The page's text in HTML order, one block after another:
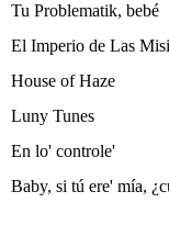
Tu Problematik, bebé
El Imperio de Las
House of Haze
Luny Tunes
En lo' controle'
Baby, si tú ere' mía,